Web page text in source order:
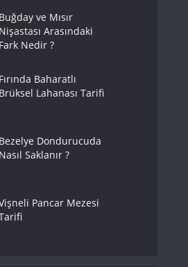
Buğday ve Mısır
Nişastası Arasındaki
Fark Nedir ?
Fırında Baharatlı
Brüksel Lahanası Tarifi
Bezelye Dondurucuda
Nasıl Saklanır ?
Pancar Mezesi